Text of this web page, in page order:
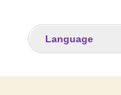
市ホームページ
Language